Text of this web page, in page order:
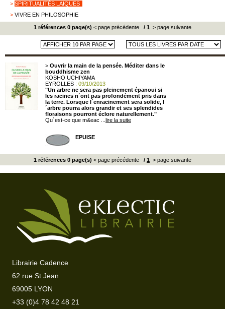
> SPIRITUALITÉS LAÏQUES
> VIVRE EN PHILOSOPHIE
1 références 0 page(s) < page précédente / 1 > page suivante
> Ouvrir la main de la pensée. Méditer dans le
bouddhisme zen
KOSHO UCHIYAMA
EYROLLES : 09/10/2013
"Un arbre ne sera pas pleinement épanoui si
les racines n´ont pas profondément pris dans
la terre. Lorsque l´enracinement sera solide, l
´arbre pourra alors grandir et ses splendides
floraisons pourront éclore naturellement."
Qu´est-ce que m&eac ... lire la suite
EPUISE
1 références 0 page(s) < page précédente / 1 > page suivante
Librairie Cadence
62 rue St Jean
69005 LYON
+33 (0)4 78 42 48 21